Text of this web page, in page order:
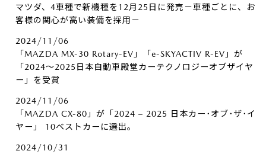
マツダ、4車種で新機種を12月25日に発売－車種ごとに、お
客様の関心が高い装備を採用－
2024/11/06
「MAZDA MX-30 Rotary-EV」「e-SKYACTIV R-EV」が
「2024～2025日本自動車殿堂カーテクノロジーオブザイヤ
ー」を受賞
2024/11/06
「MAZDA CX-80」が「2024 – 2025 日本カー･オブ･ザ･イ
ヤー」 10ベストカーに選出。
2024/10/31